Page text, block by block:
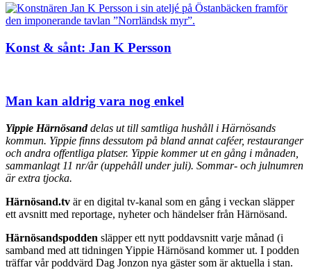
Konst & sånt: Jan K Persson
Man kan aldrig vara nog enkel
Yippie Härnösanddelas ut till samtliga hushåll i Härnösands
kommun. Yippie finns dessutom på bland annat caféer, restauranger
och andra offentliga platser. Yippie kommer ut en gång i månaden,
sammanlagt 11 nr/år (uppehåll under juli). Sommar- och julnumren
är extra tjocka.
Härnösand.tv är en digital tv-kanal som en gång i veckan släpper
ett avsnitt med reportage, nyheter och händelser från Härnösand.
Härnösandspodden släpper ett nytt poddavsnitt varje månad (i
samband med att tidningen Yippie Härnösand kommer ut. I podden
träffar vår poddvärd Dag Jonzon nya gäster som är aktuella i stan.